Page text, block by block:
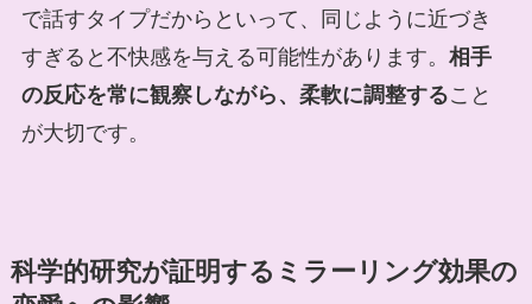
で話すタイプだからといって、同じように近づき
すぎると不快感を与える可能性があります。 相手
の反応を常に観察しながら、柔軟に調整すること
が大切です。
科学的研究が証明するミラーリング効果の